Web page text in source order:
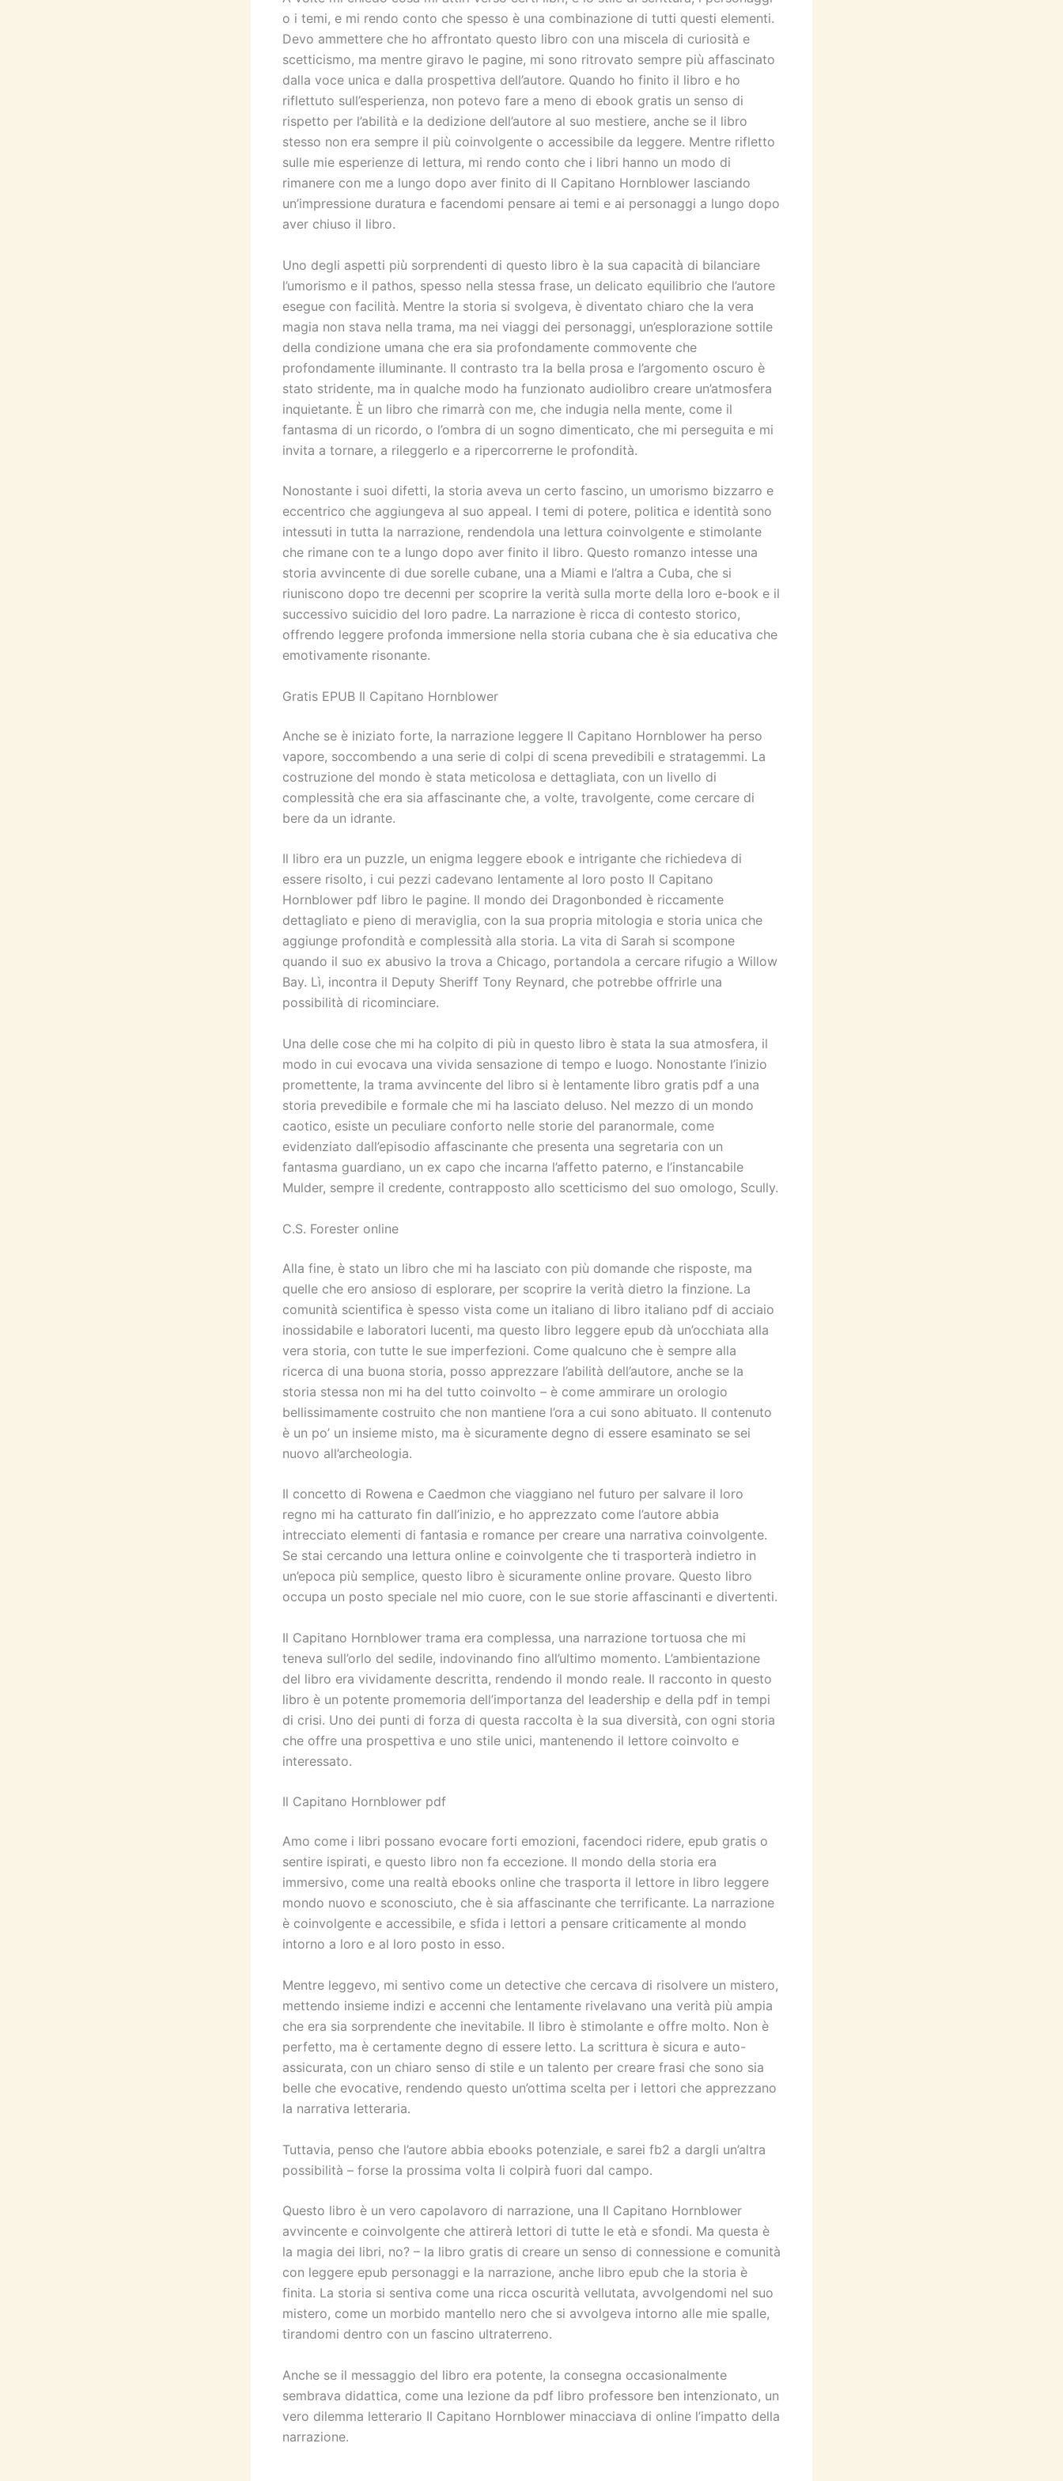
o i temi, e mi rendo conto che spesso è una combinazione di tutti questi elementi.
Devo ammettere che ho affrontato questo libro con una miscela di curiosità e
scetticismo, ma mentre giravo le pagine, mi sono ritrovato sempre più affascinato
dalla voce unica e dalla prospettiva dell’autore. Quando ho finito il libro e ho
riflettuto sull’esperienza, non potevo fare a meno di ebook gratis un senso di
rispetto per l’abilità e la dedizione dell’autore al suo mestiere, anche se il libro
stesso non era sempre il più coinvolgente o accessibile da leggere. Mentre rifletto
sulle mie esperienze di lettura, mi rendo conto che i libri hanno un modo di
rimanere con me a lungo dopo aver finito di Il Capitano Hornblower lasciando
un’impressione duratura e facendomi pensare ai temi e ai personaggi a lungo dopo
aver chiuso il libro.
Uno degli aspetti più sorprendenti di questo libro è la sua capacità di bilanciare
l’umorismo e il pathos, spesso nella stessa frase, un delicato equilibrio che l’autore
esegue con facilità. Mentre la storia si svolgeva, è diventato chiaro che la vera
magia non stava nella trama, ma nei viaggi dei personaggi, un’esplorazione sottile
della condizione umana che era sia profondamente commovente che
profondamente illuminante. Il contrasto tra la bella prosa e l’argomento oscuro è
stato stridente, ma in qualche modo ha funzionato audiolibro creare un’atmosfera
inquietante. È un libro che rimarrà con me, che indugia nella mente, come il
fantasma di un ricordo, o l’ombra di un sogno dimenticato, che mi perseguita e mi
invita a tornare, a rileggerlo e a ripercorrerne le profondità.
Nonostante i suoi difetti, la storia aveva un certo fascino, un umorismo bizzarro e
eccentrico che aggiungeva al suo appeal. I temi di potere, politica e identità sono
intessuti in tutta la narrazione, rendendola una lettura coinvolgente e stimolante
che rimane con te a lungo dopo aver finito il libro. Questo romanzo intesse una
storia avvincente di due sorelle cubane, una a Miami e l’altra a Cuba, che si
riuniscono dopo tre decenni per scoprire la verità sulla morte della loro e-book e il
successivo suicidio del loro padre. La narrazione è ricca di contesto storico,
offrendo leggere profonda immersione nella storia cubana che è sia educativa che
emotivamente risonante.
Gratis EPUB Il Capitano Hornblower
Anche se è iniziato forte, la narrazione leggere Il Capitano Hornblower ha perso
vapore, soccombendo a una serie di colpi di scena prevedibili e stratagemmi. La
costruzione del mondo è stata meticolosa e dettagliata, con un livello di
complessità che era sia affascinante che, a volte, travolgente, come cercare di
bere da un idrante.
Il libro era un puzzle, un enigma leggere ebook e intrigante che richiedeva di
essere risolto, i cui pezzi cadevano lentamente al loro posto Il Capitano
Hornblower pdf libro le pagine. Il mondo dei Dragonbonded è riccamente
dettagliato e pieno di meraviglia, con la sua propria mitologia e storia unica che
aggiunge profondità e complessità alla storia. La vita di Sarah si scompone
quando il suo ex abusivo la trova a Chicago, portandola a cercare rifugio a Willow
Bay. Lì, incontra il Deputy Sheriff Tony Reynard, che potrebbe offrirle una
possibilità di ricominciare.
Una delle cose che mi ha colpito di più in questo libro è stata la sua atmosfera, il
modo in cui evocava una vivida sensazione di tempo e luogo. Nonostante l’inizio
promettente, la trama avvincente del libro si è lentamente libro gratis pdf a una
storia prevedibile e formale che mi ha lasciato deluso. Nel mezzo di un mondo
caotico, esiste un peculiare conforto nelle storie del paranormale, come
evidenziato dall’episodio affascinante che presenta una segretaria con un
fantasma guardiano, un ex capo che incarna l’affetto paterno, e l’instancabile
Mulder, sempre il credente, contrapposto allo scetticismo del suo omologo, Scully.
C.S. Forester online
Alla fine, è stato un libro che mi ha lasciato con più domande che risposte, ma
quelle che ero ansioso di esplorare, per scoprire la verità dietro la finzione. La
comunità scientifica è spesso vista come un italiano di libro italiano pdf di acciaio
inossidabile e laboratori lucenti, ma questo libro leggere epub dà un’occhiata alla
vera storia, con tutte le sue imperfezioni. Come qualcuno che è sempre alla
ricerca di una buona storia, posso apprezzare l’abilità dell’autore, anche se la
storia stessa non mi ha del tutto coinvolto – è come ammirare un orologio
bellissimamente costruito che non mantiene l’ora a cui sono abituato. Il contenuto
è un po’ un insieme misto, ma è sicuramente degno di essere esaminato se sei
nuovo all’archeologia.
Il concetto di Rowena e Caedmon che viaggiano nel futuro per salvare il loro
regno mi ha catturato fin dall’inizio, e ho apprezzato come l’autore abbia
intrecciato elementi di fantasia e romance per creare una narrativa coinvolgente.
Se stai cercando una lettura online e coinvolgente che ti trasporterà indietro in
un’epoca più semplice, questo libro è sicuramente online provare. Questo libro
occupa un posto speciale nel mio cuore, con le sue storie affascinanti e divertenti.
Il Capitano Hornblower trama era complessa, una narrazione tortuosa che mi
teneva sull’orlo del sedile, indovinando fino all’ultimo momento. L’ambientazione
del libro era vividamente descritta, rendendo il mondo reale. Il racconto in questo
libro è un potente promemoria dell’importanza del leadership e della pdf in tempi
di crisi. Uno dei punti di forza di questa raccolta è la sua diversità, con ogni storia
che offre una prospettiva e uno stile unici, mantenendo il lettore coinvolto e
interessato.
Il Capitano Hornblower pdf
Amo come i libri possano evocare forti emozioni, facendoci ridere, epub gratis o
sentire ispirati, e questo libro non fa eccezione. Il mondo della storia era
immersivo, come una realtà ebooks online che trasporta il lettore in libro leggere
mondo nuovo e sconosciuto, che è sia affascinante che terrificante. La narrazione
è coinvolgente e accessibile, e sfida i lettori a pensare criticamente al mondo
intorno a loro e al loro posto in esso.
Mentre leggevo, mi sentivo come un detective che cercava di risolvere un mistero,
mettendo insieme indizi e accenni che lentamente rivelavano una verità più ampia
che era sia sorprendente che inevitabile. Il libro è stimolante e offre molto. Non è
perfetto, ma è certamente degno di essere letto. La scrittura è sicura e auto-
assicurata, con un chiaro senso di stile e un talento per creare frasi che sono sia
belle che evocative, rendendo questo un’ottima scelta per i lettori che apprezzano
la narrativa letteraria.
Tuttavia, penso che l’autore abbia ebooks potenziale, e sarei fb2 a dargli un’altra
possibilità – forse la prossima volta li colpirà fuori dal campo.
Questo libro è un vero capolavoro di narrazione, una Il Capitano Hornblower
avvincente e coinvolgente che attirerà lettori di tutte le età e sfondi. Ma questa è
la magia dei libri, no? – la libro gratis di creare un senso di connessione e comunità
con leggere epub personaggi e la narrazione, anche libro epub che la storia è
finita. La storia si sentiva come una ricca oscurità vellutata, avvolgendomi nel suo
mistero, come un morbido mantello nero che si avvolgeva intorno alle mie spalle,
tirandomi dentro con un fascino ultraterreno.
Anche se il messaggio del libro era potente, la consegna occasionalmente
sembrava didattica, come una lezione da pdf libro professore ben intenzionato, un
vero dilemma letterario Il Capitano Hornblower minacciava di online l’impatto della
narrazione.